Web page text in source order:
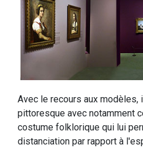
Avec le recours aux modèles,
pittoresque avec notamment
costume folklorique qui lui
distanciation par rapport à